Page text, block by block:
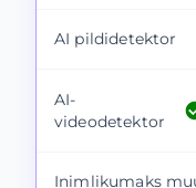
AI pildidetektor
AI-
videodetektor
Inimlikumaks